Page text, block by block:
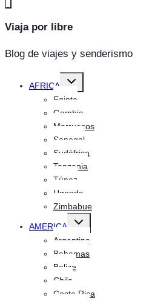
Viaja por libre
Blog de viajes y senderismo
AFRICA
Alternar
hijo
Egipto
Gambia
Marruecos
Senegal
Sudáfrica
Tanzania
Túnez
Uganda
Zimbabue
AMERICA
Alternar
menú
hijo
Argentina
Bahamas
Belize
Chile
Costa Rica